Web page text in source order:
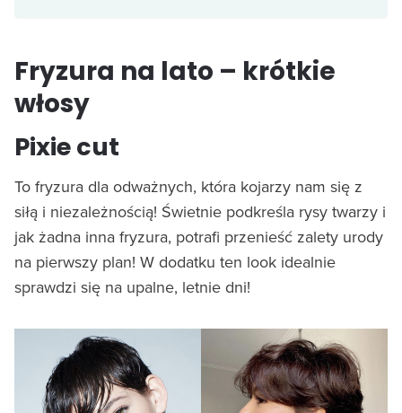
Fryzura na lato – krótkie
włosy
Pixie cut
To fryzura dla odważnych, która kojarzy nam się z
siłą i niezależnością! Świetnie podkreśla rysy twarzy i
jak żadna inna fryzura, potrafi przenieść zalety urody
na pierwszy plan! W dodatku ten look idealnie
sprawdzi się na upalne, letnie dni!